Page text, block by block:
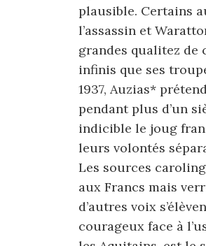
plausible. Certains
l’assassin et
grandes qualitez de
infinis que ses
1937, Auzias*
pendant plus d’un
indicible le joug
leurs volontés
Les sources
aux Francs mais
d’autres voix
courageux face à